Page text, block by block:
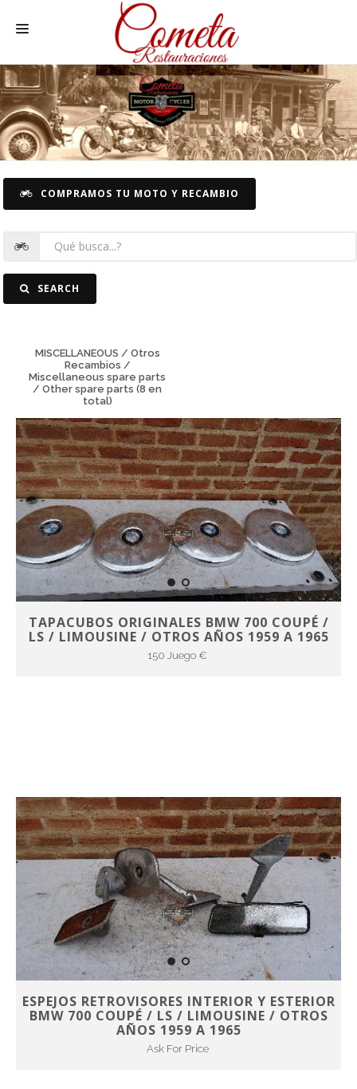
HOME
SPANISH MOTORCYCLES
MOTORCYCLE SPARE PARTS
COMPRAMOS TU MOTO Y RECAMBIO
SEARCH
MISCELLANEOUS / Otros
Recambios /
Miscellaneous spare parts
/ Other spare parts (8 en
total)
TAPACUBOS ORIGINALES BMW 700 COUPÉ /
LS / LIMOUSINE / OTROS AÑOS 1959 A 1965
150 Juego €
ESPEJOS RETROVISORES INTERIOR Y ESTERIOR
BMW 700 COUPÉ / LS / LIMOUSINE / OTROS
AÑOS 1959 A 1965
Ask For Price